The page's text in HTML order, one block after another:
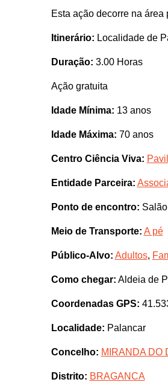
Esta ação decorre na
Itinerário: Localidade de
Duração: 3.00 Horas
Ação gratuita
Idade Mínima: 13 anos
Idade Máxima: 70 anos
Centro Ciência Viva:
Entidade Parceira:
Ponto de encontro:
Meio de Transporte: A pé
Público-Alvo: Adultos,
Como chegar: Aldeia de
Coordenadas GPS:
Localidade: Palancar
Concelho: MIRANDA DO
Distrito: BRAGANCA